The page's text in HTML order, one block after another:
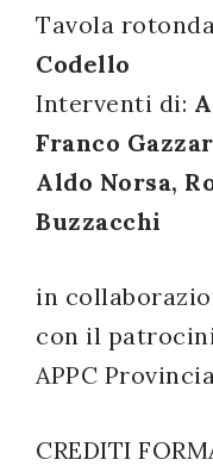
Tavola
Codello
Interventi di:
Franco
Aldo Norsa,
Buzzacchi
in
con il
APPC
CREDITI